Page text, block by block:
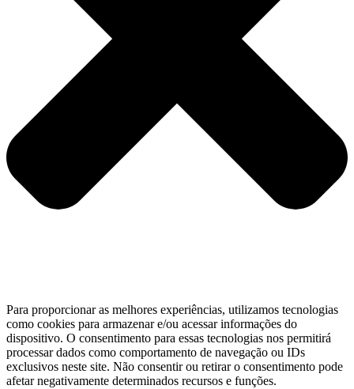
Para proporcionar as melhores experiências, utilizamos tecnologias
como cookies para armazenar e/ou acessar informações do
dispositivo. O consentimento para essas tecnologias nos permitirá
processar dados como comportamento de navegação ou IDs
exclusivos neste site. Não consentir ou retirar o consentimento pode
afetar negativamente determinados recursos e funções.